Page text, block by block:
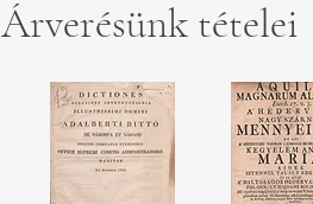
Árverésünk tételei